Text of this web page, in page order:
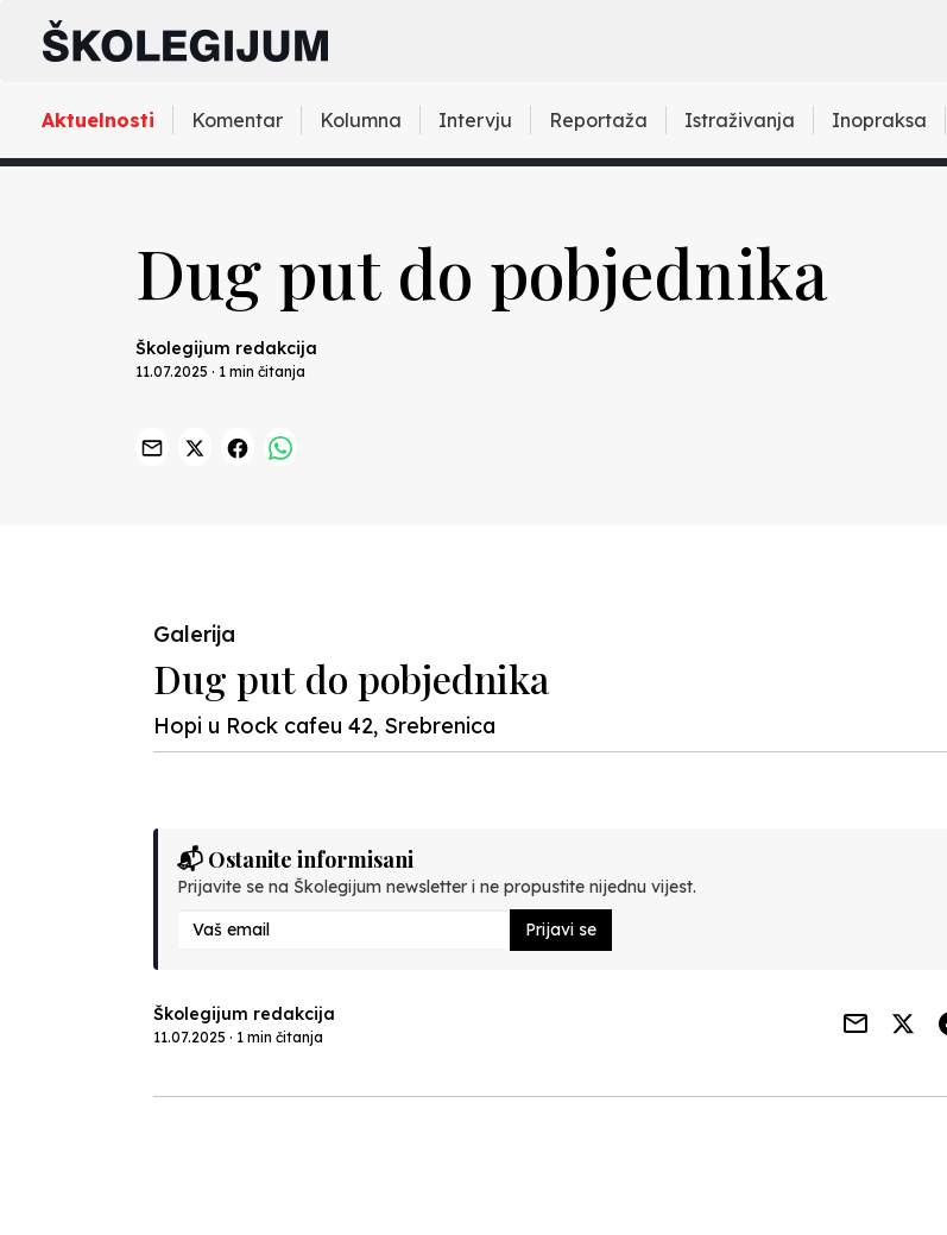
Aktuelnosti Komentar Kolumna Intervju Reportaža Istraživanja Inopraksa
Dug put do pobjednika
Školegijum redakcija
11.07.2025 · 1 min čitanja
Galerija
Dug put do pobjednika
Hopi u Rock cafeu 42, Srebrenica
📬 Ostanite informisani
Prijavite se na Školegijum newsletter i ne propustite nijednu vijest.
Prijavi se
Školegijum redakcija
11.07.2025 · 1 min čitanja